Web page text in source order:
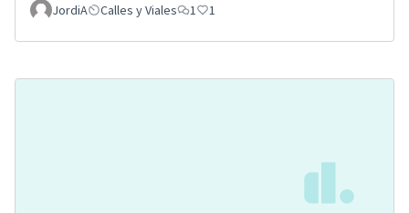
JordiA Calles y Viales 1 1